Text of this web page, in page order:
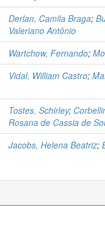
Derlan, Camila Braga;
Valeriano Antônio
Wartchow, Fernando;
Vidal, William Castro;
Tostes, Schirley;
Rosana de Cassia de
Jacobs, Helena Beatriz;